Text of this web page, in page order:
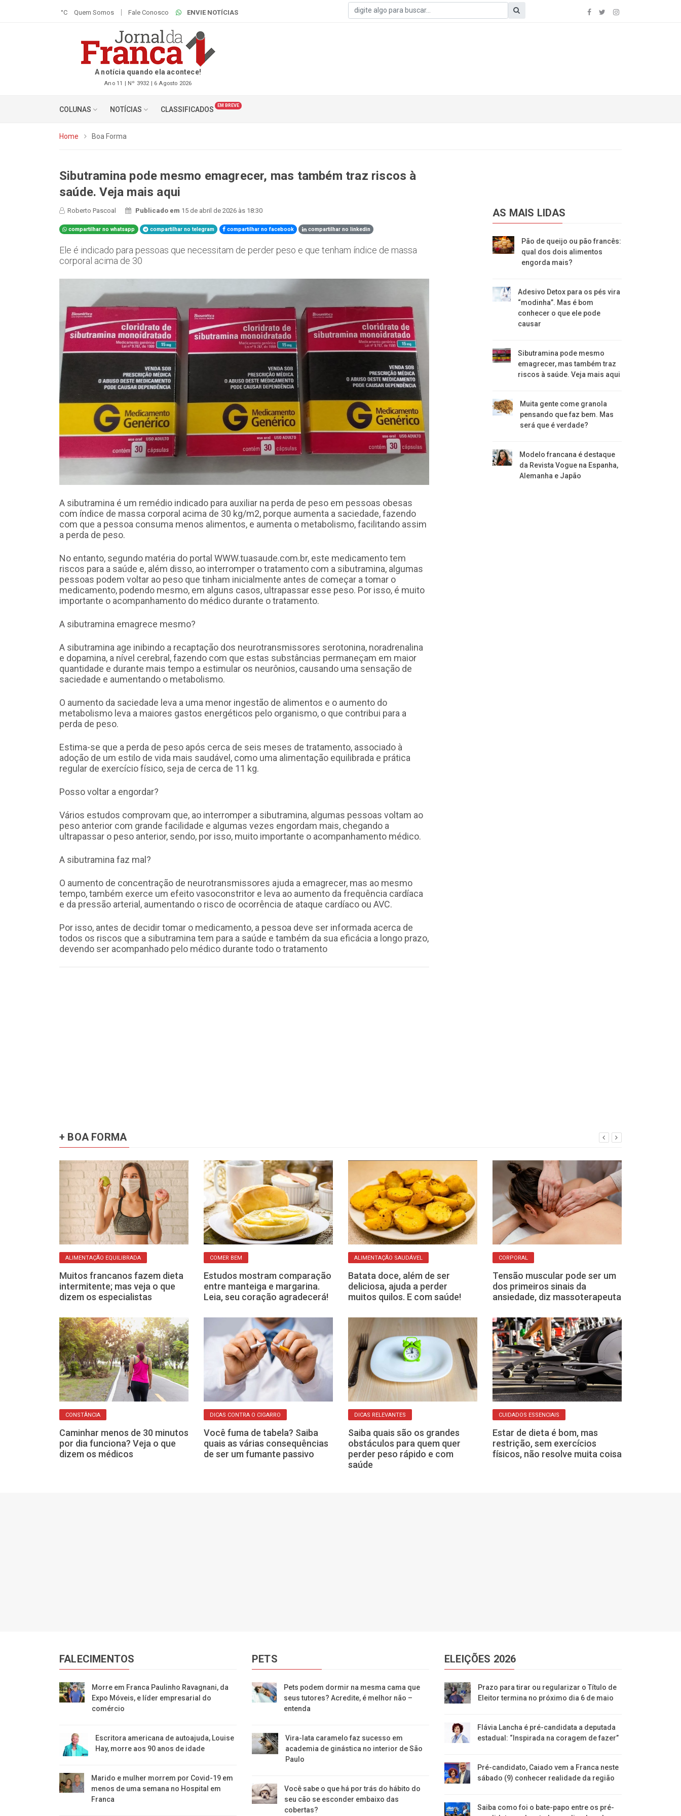
°C Quem Somos Fale Conosco ENVIE NOTÍCIAS
A notícia quando ela acontece!
Ano 11 | Nº 3932 | 6 Agosto 2026
COLUNAS NOTÍCIAS CLASSIFICADOS EM BREVE
Home Boa Forma
Sibutramina pode mesmo emagrecer, mas também traz riscos à
saúde. Veja mais aqui
Roberto Pascoal Publicado em 15 de abril de 2026 às 18:30
compartilhar no whatsapp compartilhar no telegram compartilhar no facebook compartilhar no linkedin
Ele é indicado para pessoas que necessitam de perder peso e que tenham índice de massa
corporal acima de 30
A sibutramina é um remédio indicado para auxiliar na perda de peso em pessoas obesas
com índice de massa corporal acima de 30 kg/m2, porque aumenta a saciedade, fazendo
com que a pessoa consuma menos alimentos, e aumenta o metabolismo, facilitando assim
a perda de peso.
No entanto, segundo matéria do portal WWW.tuasaude.com.br, este medicamento tem
riscos para a saúde e, além disso, ao interromper o tratamento com a sibutramina, algumas
pessoas podem voltar ao peso que tinham inicialmente antes de começar a tomar o
medicamento, podendo mesmo, em alguns casos, ultrapassar esse peso. Por isso, é muito
importante o acompanhamento do médico durante o tratamento.
A sibutramina emagrece mesmo?
A sibutramina age inibindo a recaptação dos neurotransmissores serotonina, noradrenalina
e dopamina, a nível cerebral, fazendo com que estas substâncias permaneçam em maior
quantidade e durante mais tempo a estimular os neurônios, causando uma sensação de
saciedade e aumentando o metabolismo.
O aumento da saciedade leva a uma menor ingestão de alimentos e o aumento do
metabolismo leva a maiores gastos energéticos pelo organismo, o que contribui para a
perda de peso.
Estima-se que a perda de peso após cerca de seis meses de tratamento, associado à
adoção de um estilo de vida mais saudável, como uma alimentação equilibrada e prática
regular de exercício físico, seja de cerca de 11 kg.
Posso voltar a engordar?
Vários estudos comprovam que, ao interromper a sibutramina, algumas pessoas voltam ao
peso anterior com grande facilidade e algumas vezes engordam mais, chegando a
ultrapassar o peso anterior, sendo, por isso, muito importante o acompanhamento médico.
A sibutramina faz mal?
O aumento de concentração de neurotransmissores ajuda a emagrecer, mas ao mesmo
tempo, também exerce um efeito vasoconstritor e leva ao aumento da frequência cardíaca
e da pressão arterial, aumentando o risco de ocorrência de ataque cardíaco ou AVC.
Por isso, antes de decidir tomar o medicamento, a pessoa deve ser informada acerca de
todos os riscos que a sibutramina tem para a saúde e também da sua eficácia a longo prazo,
devendo ser acompanhado pelo médico durante todo o tratamento
AS MAIS LIDAS
Pão de queijo ou pão francês:
qual dos dois alimentos
engorda mais?
Adesivo Detox para os pés vira
“modinha”. Mas é bom
conhecer o que ele pode
causar
Sibutramina pode mesmo
emagrecer, mas também traz
riscos à saúde. Veja mais aqui
Muita gente come granola
pensando que faz bem. Mas
será que é verdade?
Modelo francana é destaque
da Revista Vogue na Espanha,
Alemanha e Japão
+ BOA FORMA
ALIMENTAÇÃO EQUILIBRADA
Muitos francanos fazem dieta
intermitente; mas veja o que
dizem os especialistas
COMER BEM
Estudos mostram comparação
entre manteiga e margarina.
Leia, seu coração agradecerá!
ALIMENTAÇÃO SAUDÁVEL
Batata doce, além de ser
deliciosa, ajuda a perder
muitos quilos. E com saúde!
CORPORAL
Tensão muscular pode ser um
dos primeiros sinais da
ansiedade, diz massoterapeuta
CONSTÂNCIA
Caminhar menos de 30 minutos
por dia funciona? Veja o que
dizem os médicos
DICAS CONTRA O CIGARRO
Você fuma de tabela? Saiba
quais as várias consequências
de ser um fumante passivo
DICAS RELEVANTES
Saiba quais são os grandes
obstáculos para quem quer
perder peso rápido e com
saúde
CUIDADOS ESSENCIAIS
Estar de dieta é bom, mas
restrição, sem exercícios
físicos, não resolve muita coisa
FALECIMENTOS
Morre em Franca Paulinho Ravagnani, da
Expo Móveis, e líder empresarial do
comércio
Escritora americana de autoajuda, Louise
Hay, morre aos 90 anos de idade
Marido e mulher morrem por Covid-19 em
menos de uma semana no Hospital em
Franca
PETS
Pets podem dormir na mesma cama que
seus tutores? Acredite, é melhor não –
entenda
Vira-lata caramelo faz sucesso em
academia de ginástica no interior de São
Paulo
Você sabe o que há por trás do hábito do
seu cão se esconder embaixo das
cobertas?
ELEIÇÕES 2026
Prazo para tirar ou regularizar o Título de
Eleitor termina no próximo dia 6 de maio
Flávia Lancha é pré-candidata a deputada
estadual: “Inspirada na coragem de fazer”
Pré-candidato, Caiado vem a Franca neste
sábado (9) conhecer realidade da região
Saiba como foi o bate-papo entre os pré-